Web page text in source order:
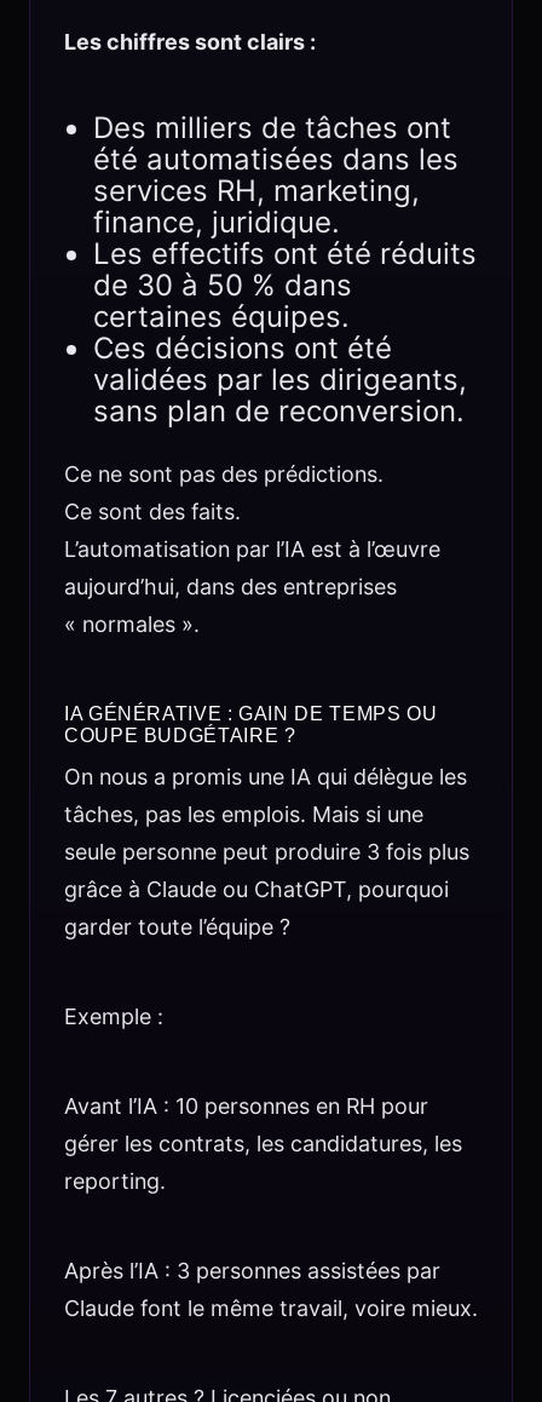
Les chiffres sont clairs :
Des milliers de tâches ont
été automatisées dans les
services RH, marketing,
finance, juridique.
Les effectifs ont été réduits
de 30 à 50 % dans
certaines équipes.
Ces décisions ont été
validées par les dirigeants,
sans plan de reconversion.
Ce ne sont pas des prédictions.
Ce sont des faits.
L’automatisation par l’IA est à l’œuvre
aujourd’hui, dans des entreprises
« normales ».
IA GÉNÉRATIVE : GAIN DE TEMPS OU
COUPE BUDGÉTAIRE ?
On nous a promis une IA qui délègue les
tâches, pas les emplois. Mais si une
seule personne peut produire 3 fois plus
grâce à Claude ou ChatGPT, pourquoi
garder toute l’équipe ?
Exemple :
Avant l’IA : 10 personnes en RH pour
gérer les contrats, les candidatures, les
reporting.
Après l’IA : 3 personnes assistées par
Claude font le même travail, voire mieux.